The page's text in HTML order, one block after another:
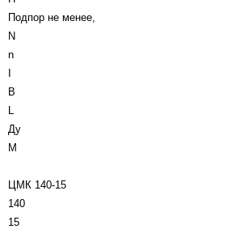
Подпор не менее,
N
n
B
L
Ду
М
ЦМК 140-15
140
15